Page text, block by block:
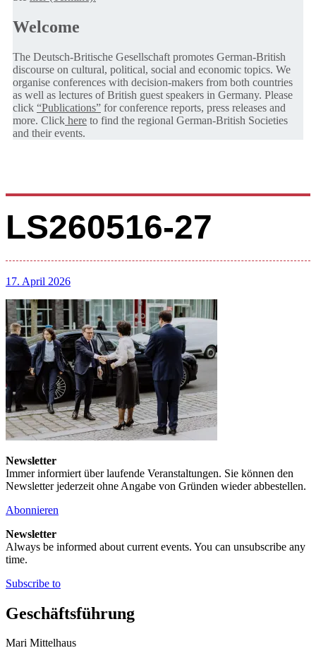
Welcome
The Deutsch-Britische Gesellschaft promotes German-British
discourse on cultural, political, social and economic topics. We
organise conferences with decision-makers from both countries
as well as lectures of British guest speakers in Germany. Please
click “Publications” for conference reports, press releases and
more. Click here to find the regional German-British Societies
and their events.
LS260516-27
17. April 2026
Newsletter
Immer informiert über laufende Veranstaltungen. Sie können den
Newsletter jederzeit ohne Angabe von Gründen wieder abbestellen.
Abonnieren
Newsletter
Always be informed about current events. You can unsubscribe any
time.
Subscribe to
Geschäftsführung
Mari Mittelhaus